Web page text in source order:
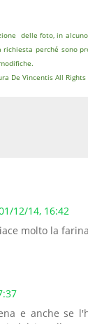
delle foto, in
richiesta perché sono
De Vincentis All Rights
12/14, 16:42
molto la
e anche se